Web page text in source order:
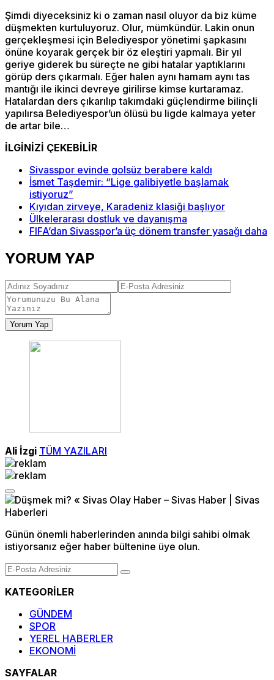
Şimdi diyeceksiniz ki o zaman nasıl oluyor da biz küme
düşmekten kurtuluyoruz. Olur, mümkündür. Lakin onun
gerçekleşmesi için Belediyespor yönetimi şapkasını
önüne koyarak gerçek bir öz eleştiri yapmalı. Bir yıl
geriye giderek bu süreçte ne gibi hatalar yaptıklarını
görüp ders çıkarmalı. Eğer halen aynı hamam aynı tas
mantığı ile ikinci devreye girilirse kimse kurtaramaz.
Hatalardan ders çıkarılıp takımdaki güçlendirme bilinçli
yapılırsa Belediyespor’un ölüsü bu ligde kalmaya yeter
de artar bile…
İLGİNİZİ ÇEKEBİLİR
Sivasspor evinde golsüz berabere kaldı
İsmet Taşdemir: “Lige galibiyetle başlamak
istiyoruz”
Kıyıdan zirveye, Karadeniz klasiği başlıyor
Ülkelerarası dostluk ve dayanışma
FIFA’dan Sivasspor’a üç dönem transfer yasağı daha
YORUM YAP
Yorum Yap
Ali İzgi TÜM YAZILARI
Günün önemli haberlerinden anında bilgi sahibi olmak
istiyorsanız eğer haber bültenine üye olun.
KATEGORİLER
GÜNDEM
SPOR
YEREL HABERLER
EKONOMİ
SAYFALAR